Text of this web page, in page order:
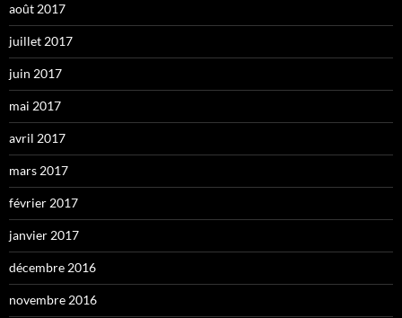
août 2017
juillet 2017
juin 2017
mai 2017
avril 2017
mars 2017
février 2017
janvier 2017
décembre 2016
novembre 2016